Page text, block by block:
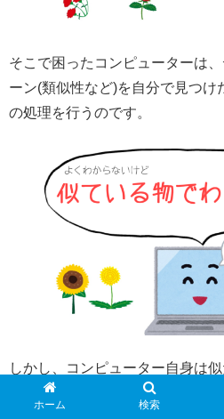
そこで困ったコンピューターは
ーン(類似性など)を自分で見つけ
の処理を行うのです。
しかし、コンピューター自身は
だけで、それが何の集まりであ
ホーム 検索